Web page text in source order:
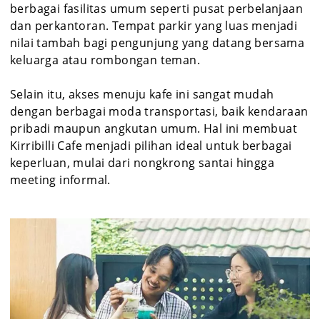
berbagai fasilitas umum seperti pusat perbelanjaan
dan perkantoran. Tempat parkir yang luas menjadi
nilai tambah bagi pengunjung yang datang bersama
keluarga atau rombongan teman.
Selain itu, akses menuju kafe ini sangat mudah
dengan berbagai moda transportasi, baik kendaraan
pribadi maupun angkutan umum. Hal ini membuat
Kirribilli Cafe menjadi pilihan ideal untuk berbagai
keperluan, mulai dari nongkrong santai hingga
meeting informal.